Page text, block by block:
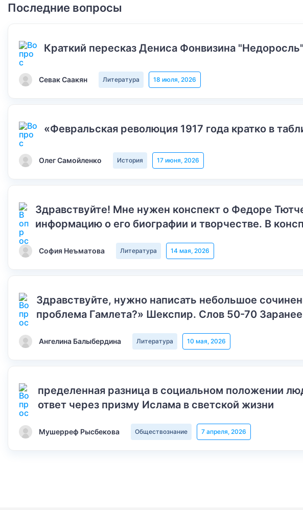
Последние вопросы
Краткий пересказ Дениса Фонвизина
Севак Саакян Литература 18 июля, 2026
«Февральская революция 1917 года кратко в
Олег Самойленко История 17 июня, 2026
Здравствуйте! Мне нужен конспект о Федоре
информацию о его биографии и творчестве. В
София Неъматова Литература 14 мая, 2026
Здравствуйте, нужно написать небольшое
проблема Гамлета?» Шекспир. Слов 50-70
Ангелина Балыбердина Литература 10 мая, 2026
пределенная разница в социальном положении
ответ через призму Ислама в светской жизни
Мушерреф Рысбекова Обществознание 7 апреля, 2026